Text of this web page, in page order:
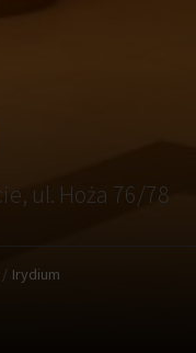
ul. Hoża 76/78
Irydium